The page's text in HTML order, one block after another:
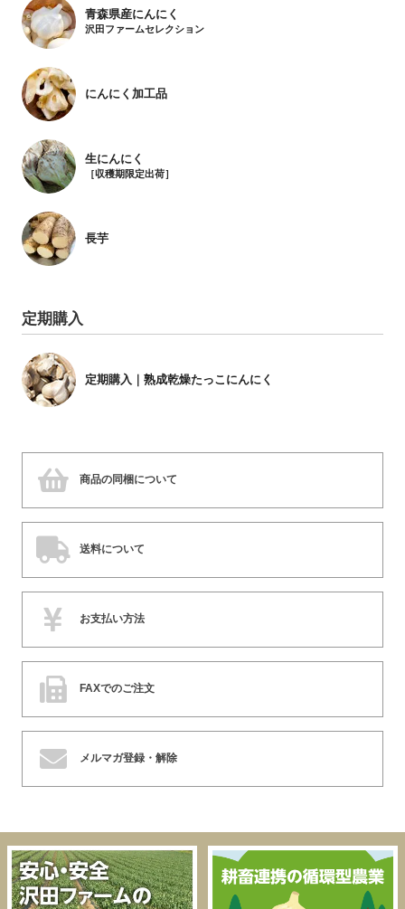
青森県産にんにく
沢田ファームセレクション
にんにく加工品
生にんにく
［収穫期限定出荷］
長芋
定期購入
定期購入｜熟成乾燥たっこにんにく
商品の同梱について
送料について
お支払い方法
FAXでのご注文
メルマガ登録・解除